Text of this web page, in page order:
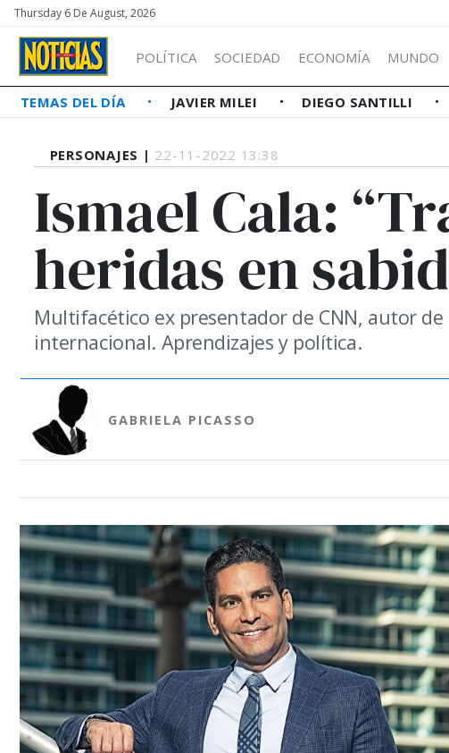
Thursday 6 De August, 2026
POLÍTICA SOCIEDAD ECONOMÍA MUNDO
TEMAS DEL DÍA JAVIER MILEI DIEGO SANTILLI
PERSONAJES | 22-11-2022 13:38
Ismael Cala:
heridas en
Multifacético ex presentador de CNN, autor
internacional. Aprendizajes y política.
GABRIELA PICASSO